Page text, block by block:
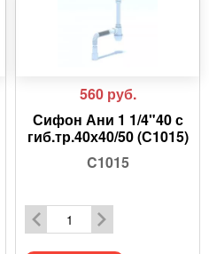
560 руб.
Сифон Ани 1 1/4"40 с
гиб.тр.40х40/50 (С1015)
C1015